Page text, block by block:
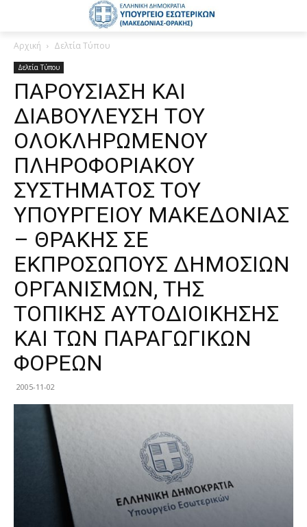
Αρχική Δελτία Τύπου
Δελτία Τύπου
ΠΑΡΟΥΣΙΑΣΗ ΚΑΙ
ΔΙΑΒΟΥΛΕΥΣΗ ΤΟΥ
ΟΛΟΚΛΗΡΩΜΕΝΟΥ
ΠΛΗΡΟΦΟΡΙΑΚΟΥ
ΣΥΣΤΗΜΑΤΟΣ ΤΟΥ
ΥΠΟΥΡΓΕΙΟΥ ΜΑΚΕΔΟΝΙΑΣ
– ΘΡΑΚΗΣ ΣΕ
ΕΚΠΡΟΣΩΠΟΥΣ ΔΗΜΟΣΙΩΝ
ΟΡΓΑΝΙΣΜΩΝ, ΤΗΣ
ΤΟΠΙΚΗΣ ΑΥΤΟΔΙΟΙΚΗΣΗΣ
ΚΑΙ ΤΩΝ ΠΑΡΑΓΩΓΙΚΩΝ
ΦΟΡΕΩΝ
2005-11-02